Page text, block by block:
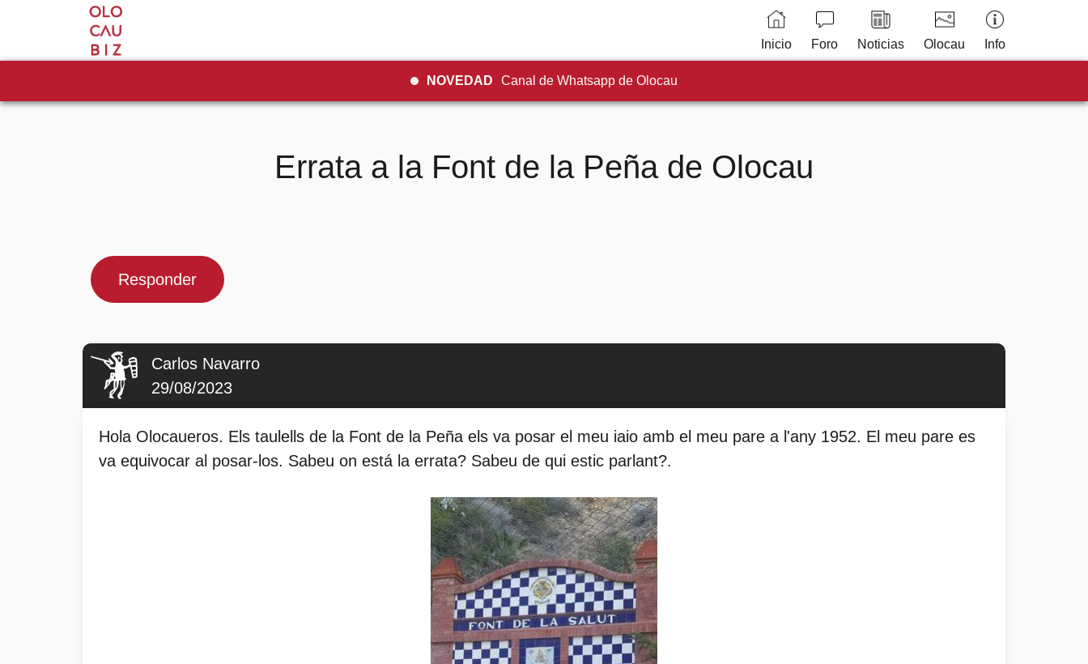
Inicio Foro Noticias Olocau Info
NOVEDAD Canal de Whatsapp de Olocau
Errata a la Font de la Peña de Olocau
Responder
Carlos Navarro
29/08/2023
Hola Olocaueros. Els taulells de la Font de la Peña els va posar el meu iaio amb el meu pare a l'any 1952. El meu pare es
va equivocar al posar-los. Sabeu on está la errata? Sabeu de qui estic parlant?.